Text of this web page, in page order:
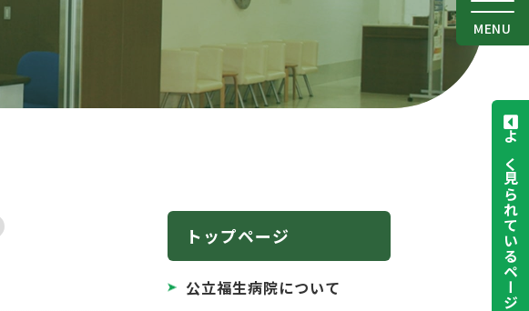
MENU
よく見られているページ
トップページ
公立福生病院について